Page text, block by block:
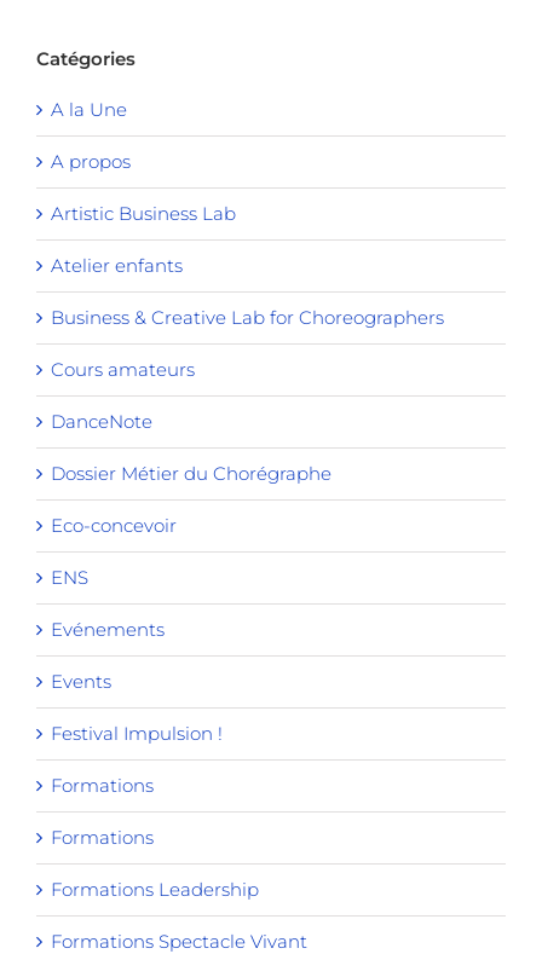
Catégories
A la Une
A propos
Artistic Business Lab
Atelier enfants
Business & Creative Lab for Choreographers
Cours amateurs
DanceNote
Dossier Métier du Chorégraphe
Eco-concevoir
ENS
Evénements
Events
Festival Impulsion !
Formations
Formations
Formations Leadership
Formations Spectacle Vivant